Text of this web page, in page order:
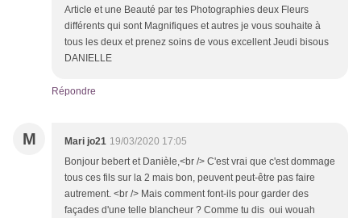
Article et une Beauté par tes Photographies deux Fleurs
différents qui sont Magnifiques et autres je vous souhaite à
tous les deux et prenez soins de vous excellent Jeudi bisous
DANIELLE
Répondre
M Mari jo21 19/03/2020 17:05
Bonjour bebert et Danièle,<br /> C'est vrai que c'est dommage
tous ces fils sur la 2 mais bon, peuvent peut-être pas faire
autrement. <br /> Mais comment font-ils pour garder des
façades d'une telle blancheur ? Comme tu dis oui wouah